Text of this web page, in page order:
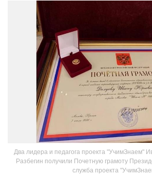
Два лидера и педагога проекта "УчимЗнаем"
Разбегин получили Почетную грамоту
служба проекта